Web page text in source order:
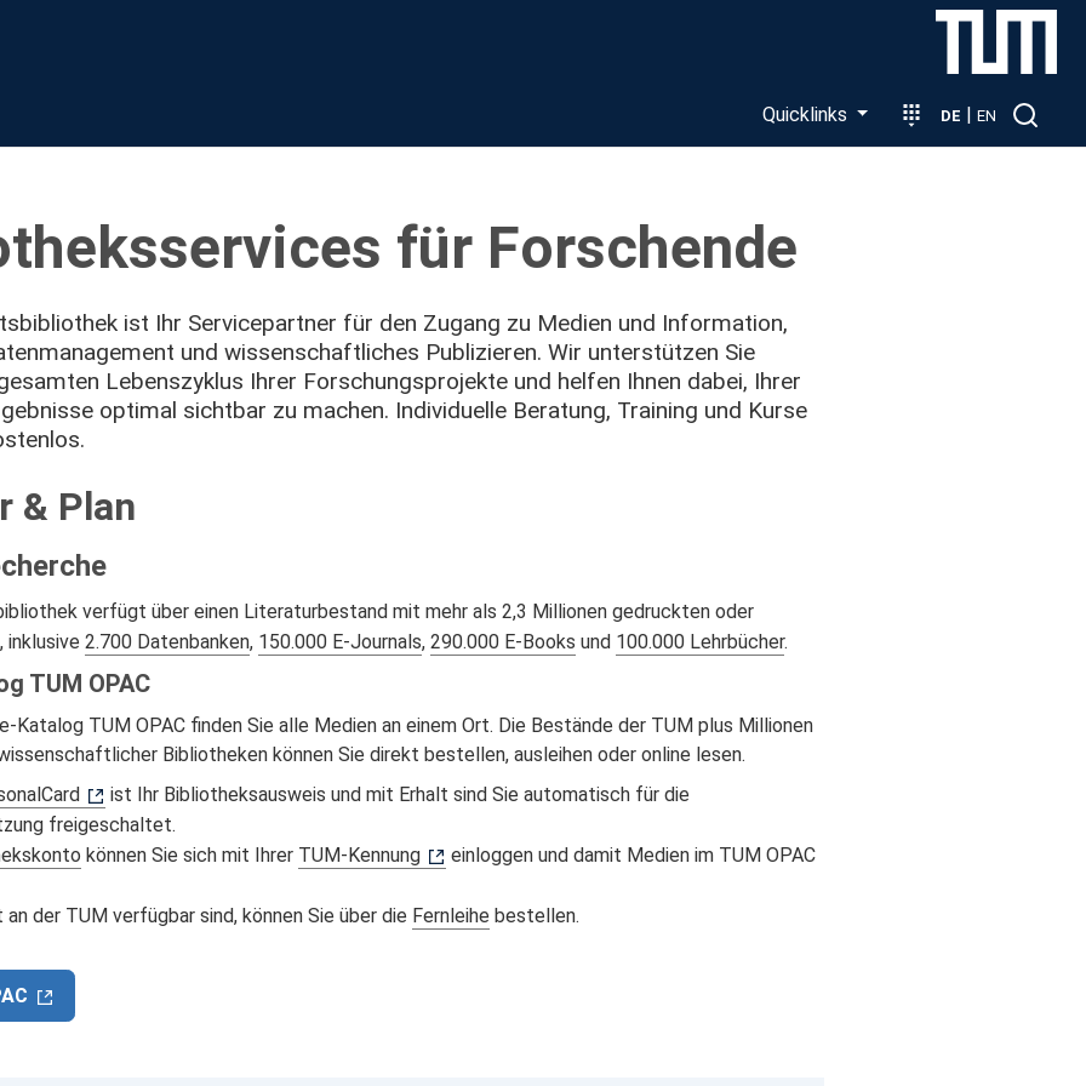
Quicklinks DE | EN
für Forschende
ist Ihr Servicepartner für den Zugang zu Medien und Information,
und wissenschaftliches Publizieren. Wir unterstützen Sie
Lebenszyklus Ihrer Forschungsprojekte und helfen Ihnen dabei, Ihrer
optimal sichtbar zu machen. Individuelle Beratung, Training und Kurse
& Plan
verfügt über einen Literaturbestand mit mehr als 2,3 Millionen gedruckten oder
inklusive 2.700 Datenbanken, 150.000 E-Journals, 290.000 E-Books und 100.000 Lehrbücher.
TUM OPAC
Katalog TUM OPAC finden Sie alle Medien an einem Ort. Die Bestände der TUM plus Millionen
Bibliotheken können Sie direkt bestellen, ausleihen oder online lesen.
ist Ihr Bibliotheksausweis und mit Erhalt sind Sie automatisch für die
freigeschaltet.
können Sie sich mit Ihrer TUM-Kennung einloggen und damit Medien im TUM OPAC
der TUM verfügbar sind, können Sie über die Fernleihe bestellen.